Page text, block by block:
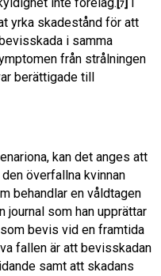
7
yrka skadestånd för att
i samma
från strålningen
berättigade till
kan det anges att
överfallna kvinnan
behandlar en våldtagen
journal som han upprättar
bevis vid en framtida
fallen är att bevisskadan
samt att skadans